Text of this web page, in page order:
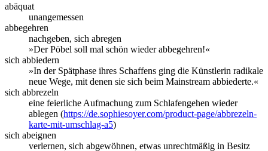
abäquat
unangemessen
abbegehren
nachgeben, sich abregen
»Der Pöbel soll mal schön wieder abbegehren!«
sich abbiedern
»In der Spätphase ihres Schaffens ging die Künstlerin radikale
neue Wege, mit denen sie sich beim Mainstream abbiederte.«
sich abbrezeln
eine feierliche Aufmachung zum Schlafengehen wieder
ablegen (https://de.sophiesoyer.com/product-page/abbrezeln-
karte-mit-umschlag-a5)
sich abeignen
verlernen, sich abgewöhnen, etwas unrechtmäßig in Besitz